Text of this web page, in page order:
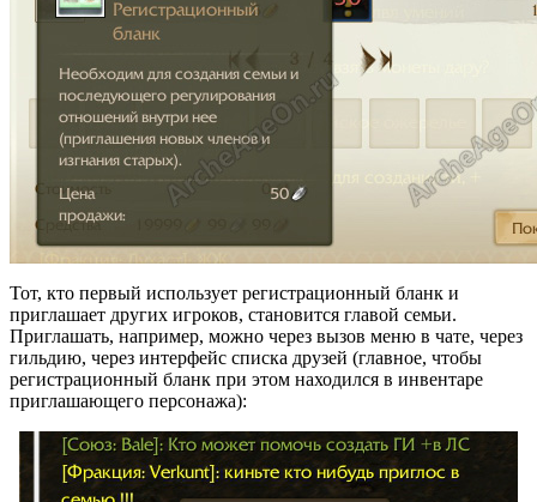
Тот, кто первый использует регистрационный бланк и
приглашает других игроков, становится главой семьи.
Приглашать, например, можно через вызов меню в чате, через
гильдию, через интерфейс списка друзей (главное, чтобы
регистрационный бланк при этом находился в инвентаре
приглашающего персонажа):